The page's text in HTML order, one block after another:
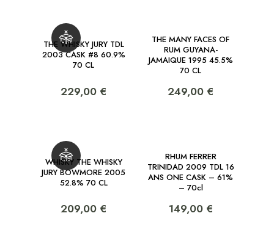
THE WHISKY JURY TDL
2003 CASK #8 60.9%
70 CL
229,00 €
THE MANY FACES OF
RUM GUYANA-
JAMAIQUE 1995 45.5%
70 CL
249,00 €
WHISKY THE WHISKY
JURY BOWMORE 2005
52.8% 70 CL
209,00 €
RHUM FERRER
TRINIDAD 2009 TDL 16
ANS ONE CASK – 61%
– 70cl
149,00 €